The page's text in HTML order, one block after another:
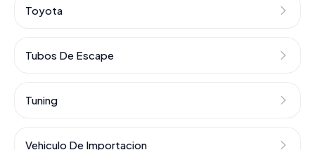
Toyota
Tubos De Escape
Tuning
Vehiculo De Importacion